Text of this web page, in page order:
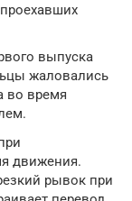
выпуска
жаловались
во время
движения.
рывок при